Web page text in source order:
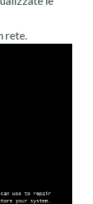
rete.